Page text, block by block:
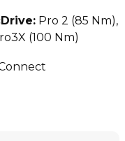
Pro 2 (85 Nm),
(100 Nm)